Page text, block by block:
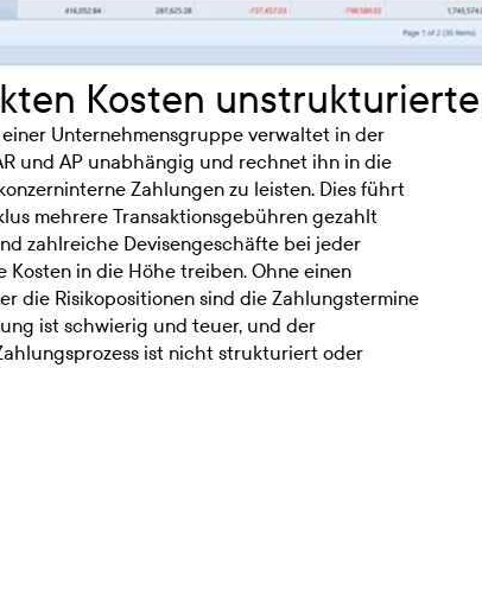
Kosten
Unternehmensgruppe verwaltet in der
und AP unabhängig und rechnet ihn in die
Zahlungen zu leisten. Dies führt
mehrere Transaktionsgebühren gezahlt
zahlreiche Devisengeschäfte bei jeder
in die Höhe treiben. Ohne einen
die Risikopositionen sind die Zahlungstermine
ist schwierig und teuer, und der
ist nicht strukturiert oder